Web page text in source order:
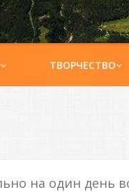
ТВОРЧЕСТВО
на один день